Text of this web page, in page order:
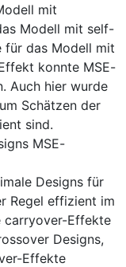
mit
Modell mit self-
für das Modell mit
konnte MSE-
Auch hier wurde
Schätzen der
sind.
MSE-
Designs für
Regel effizient im
carryover-Effekte
Designs,
Effekte